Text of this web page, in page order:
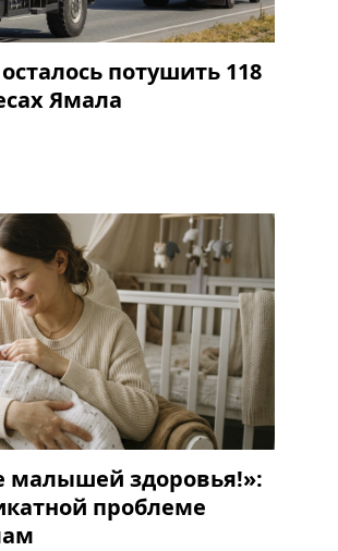
потушить 118
Ямала
малышей здоровья!»:
проблеме